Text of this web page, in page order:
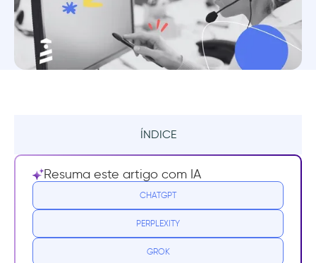
ÍNDICE
Resumo
Por que você precisa do melhor suporte ao
cliente de todos os tempos?
Resuma este artigo com IA
CHATGPT
PERPLEXITY
GROK